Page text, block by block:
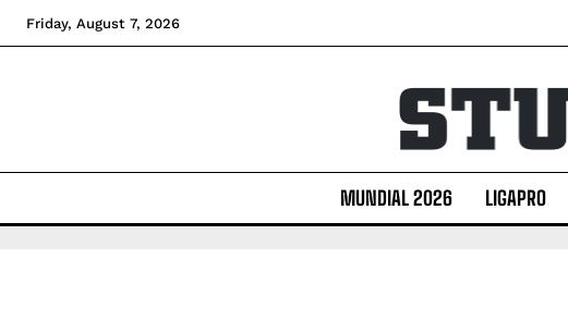
Friday, August 7, 2026
MUNDIAL 2026 LIGAPRO